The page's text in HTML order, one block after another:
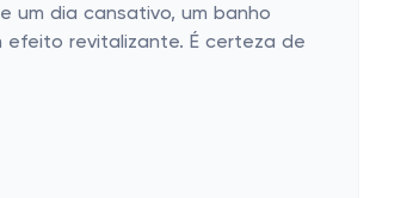
um dia cansativo, um banho
efeito revitalizante. É certeza de